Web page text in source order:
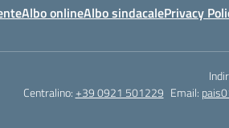
Albo onlineAlbo sindacalePrivacy
Centralino:+39 0921 501229 Email: